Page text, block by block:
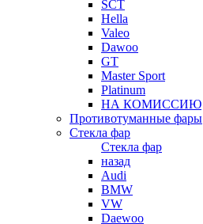
SCT
Hella
Valeo
Dawoo
GT
Master Sport
Platinum
НА КОМИССИЮ
Противотуманные фары
Стекла фар
Стекла фар
назад
Audi
BMW
VW
Daewoo